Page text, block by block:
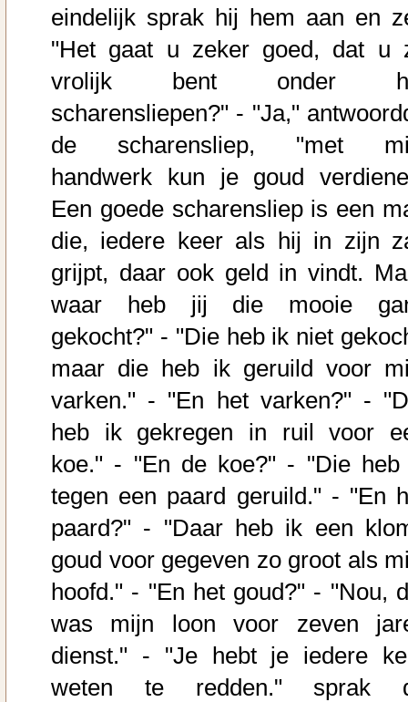
eindelijk sprak hij hem aan en
"Het gaat u zeker goed, dat u
vrolijk bent onder
scharensliepen?" - "Ja,"
de scharensliep, "met
handwerk kun je goud
Een goede scharensliep is een
die, iedere keer als hij in zijn
grijpt, daar ook geld in vindt.
waar heb jij die mooie
gekocht?" - "Die heb ik niet
maar die heb ik geruild voor
varken." - "En het varken?" -
heb ik gekregen in ruil voor
koe." - "En de koe?" - "Die heb
tegen een paard geruild." - "En
paard?" - "Daar heb ik een
goud voor gegeven zo groot als
hoofd." - "En het goud?" - "Nou,
was mijn loon voor zeven
dienst." - "Je hebt je iedere
weten te redden." sprak